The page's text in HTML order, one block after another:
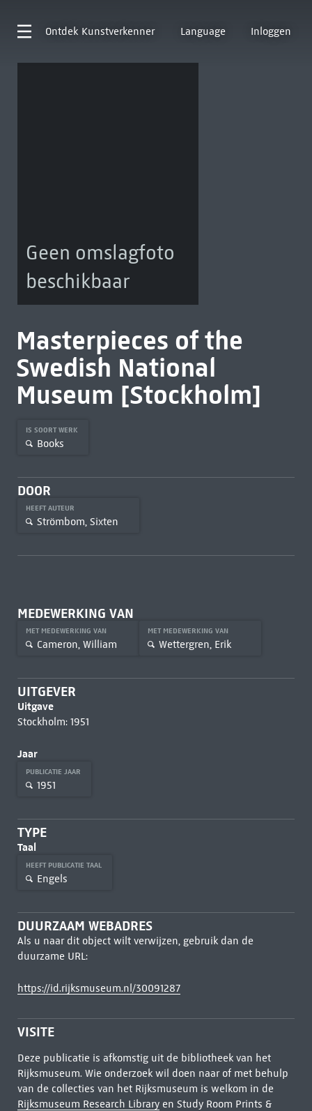
Ontdek Kunstverkenner Language Inloggen
Geen omslagfoto
beschikbaar
Masterpieces of the
Swedish National
Museum [Stockholm]
IS SOORT WERK
Books
DOOR
HEEFT AUTEUR
Strömbom, Sixten
MEDEWERKING VAN
MET MEDEWERKING VAN
Cameron, William
MET MEDEWERKING VAN
Wettergren, Erik
UITGEVER
Uitgave
Stockholm: 1951
Jaar
PUBLICATIE JAAR
1951
TYPE
Taal
HEEFT PUBLICATIE TAAL
Engels
DUURZAAM WEBADRES
Als u naar dit object wilt verwijzen, gebruik dan de
duurzame URL:
https://id.rijksmuseum.nl/30091287
VISITE
Deze publicatie is afkomstig uit de bibliotheek van het
Rijksmuseum. Wie onderzoek wil doen naar of met behulp
van de collecties van het Rijksmuseum is welkom in de
Rijksmuseum Research Libraryen Study Room Prints &